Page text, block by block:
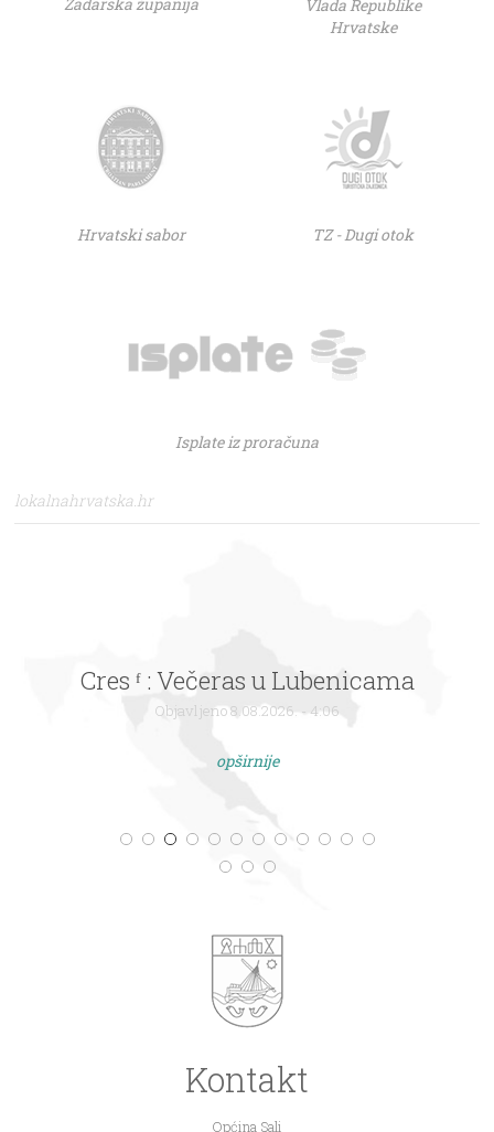
Vlada Republike
Hrvatske
Hrvatski sabor TZ - Dugi otok
Isplate iz proračuna
lokalnahrvatska.hr
Cres ᶠ : Večeras u Lubenicama
Objavljeno 8.08.2026. - 4:06
opširnije
Kontakt
Općina Sali